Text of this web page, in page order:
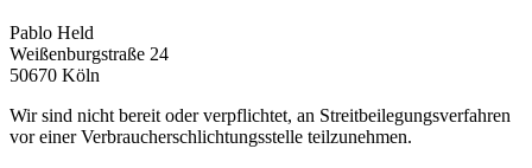
Pablo Held
Weißenburgstraße 24
50670 Köln
Wir sind nicht bereit oder verpflichtet, an Streitbeilegungsverfahren
vor einer Verbraucherschlichtungsstelle teilzunehmen.